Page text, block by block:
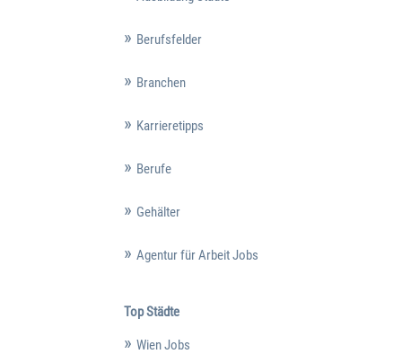
Berufsfelder
Branchen
Karrieretipps
Berufe
Gehälter
Agentur für Arbeit Jobs
Top Städte
Wien Jobs